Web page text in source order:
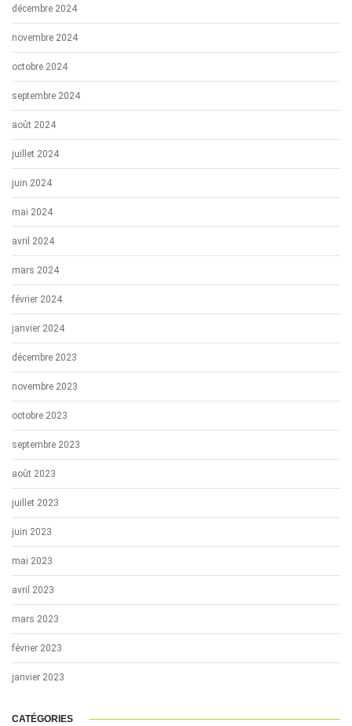
décembre 2024
novembre 2024
octobre 2024
septembre 2024
août 2024
juillet 2024
juin 2024
mai 2024
avril 2024
mars 2024
février 2024
janvier 2024
décembre 2023
novembre 2023
octobre 2023
septembre 2023
août 2023
juillet 2023
juin 2023
mai 2023
avril 2023
mars 2023
février 2023
janvier 2023
CATÉGORIES